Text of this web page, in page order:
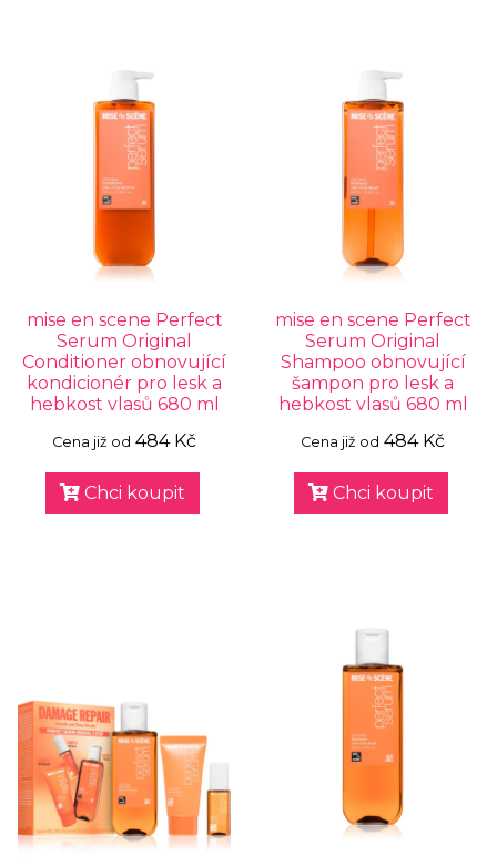
mise en scene Perfect
Serum Original
Conditioner obnovující
kondicionér pro lesk a
hebkost vlasů 680 ml
Cena již od 484 Kč
Chci koupit
mise en scene Perfect
Serum Original
Shampoo obnovující
šampon pro lesk a
hebkost vlasů 680 ml
Cena již od 484 Kč
Chci koupit